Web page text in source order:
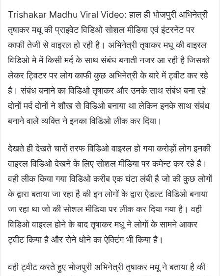
Trishakar Madhu Viral Video: हाल ही भोजपुरी अभिनेत्री
तृषाकर मधू की प्राइवेट विडिओ सोशल मीडिया एवं इंटरनेट पर
काफी तेजी से वाइरल हो रही है। अभिनेत्री तृषाकर मधू की वाइरल
विडिओ मे में किसी मर्द के साथ संबंध बनाती नजर आ रही है जिसको
लेकर ट्विटर पर लोग काफी कुछ अभिनेत्री के बारे में ट्वीट कर रहे
है। संबंध बनाने का विडिओ तृषाकर और उनके साथ संबंध बना रहे
दोनों मर्द दोनों ने शौख से विडिओ बनाया था लेकिन इनके साथ संबंध
बनाने वाले व्यक्ति ने इनका विडिओ लीक कर दिया।
देखते ही देखते चारों तरफ विडिओ वाइरल हो गया करोड़ों लोग इनकी
वाइरल विडिओ देखने के लिए सोशल मीडिया पर कमेन्ट कर रहे है।
वही लीक किया गया विडिओ करीब एक घंटा लंबी है जो की कुछ लोगों
के द्वारा बताया जा रहा है की इन लोगों के द्वारा ऐडल्ट विडिओ बनाया
जा रहा था जो की सोशल मीडिया पर लीक कर दिया गया है। वही
विडिओ वाइरल होने के बाद तृषाकर मधू ने लोगों के सामने आकर
ट्वीट किया है और रोने धोने का ऐक्टिंग भी किया है।
वही ट्वीट करते हुए भोजपुरी अभिनेत्री तृषाकर मधू ने बताया है की